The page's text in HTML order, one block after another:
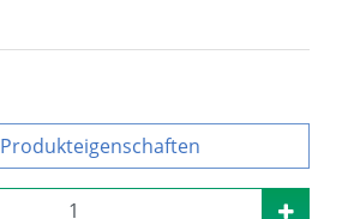
Produkteigenschaften